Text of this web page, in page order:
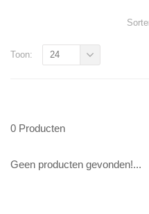
Toon: 24
0 Producten
Geen producten gevonden!...